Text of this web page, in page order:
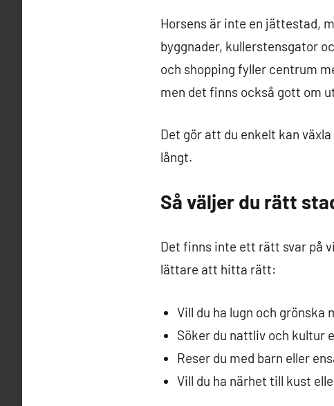
Horsens är inte en jättestad,
byggnader, kullerstensgator
och shopping fyller centrum
men det finns också gott om
Det gör att du enkelt kan
långt.
Så väljer du rätt
Det finns inte ett rätt svar på
lättare att hitta rätt:
Vill du ha lugn och grönska
Söker du nattliv och kultur
Reser du med barn eller
Vill du ha närhet till kust